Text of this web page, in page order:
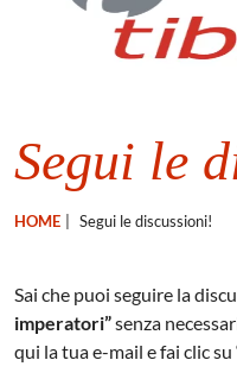
Segui le
HOME Segui le discussioni!
Sai che puoi seguire la
imperatori”senza
qui la tua e-mail e fai clic